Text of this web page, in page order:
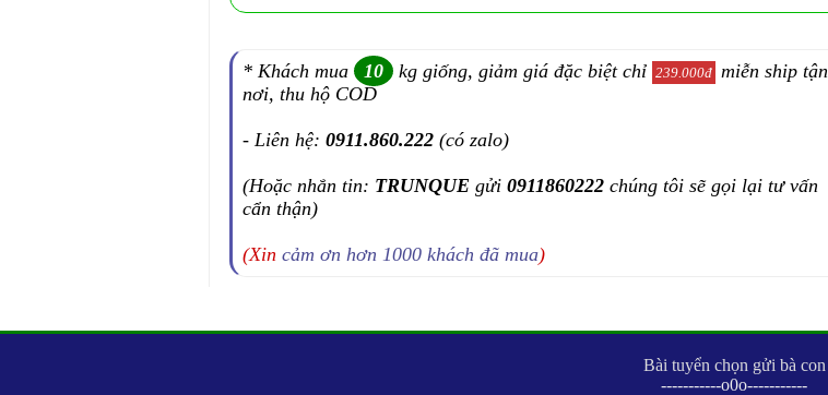
* Khách mua 10 kg giống, giảm giá đặc biệt chỉ 239.000đ miễn ship tận
nơi, thu hộ COD
- Liên hệ: 0911.860.222 (có zalo)
(Hoặc nhắn tin: TRUNQUE gửi 0911860222 chúng tôi sẽ gọi lại tư vấn
cẩn thận)
(Xin cảm ơn hơn 1000 khách đã mua)
Bài tuyển chọn gửi bà con
-----------o0o-----------